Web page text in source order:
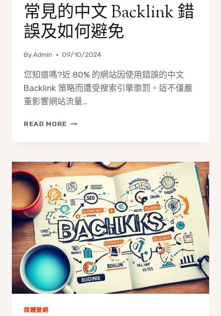
常見的中文 Backlink 錯
誤及如何避免
ByAdmin 09/10/2024
您知道嗎?近 80% 的網站因使用錯誤的中文
Backlink 策略而遭受搜索引擎懲罰。這不僅嚴
重影響網站流量…
READ MORE 常
文
BACKLINK
錯
誤
及
如
何
避
免
媒體營銷